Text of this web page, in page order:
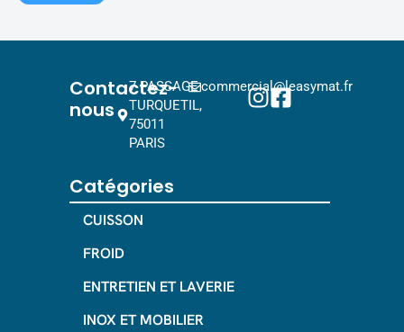
Contactez-
nous
7 PASSAGE
TURQUETIL,
75011
PARIS
commercial@leasymat.fr
Catégories
CUISSON
FROID
ENTRETIEN ET LAVERIE
INOX ET MOBILIER